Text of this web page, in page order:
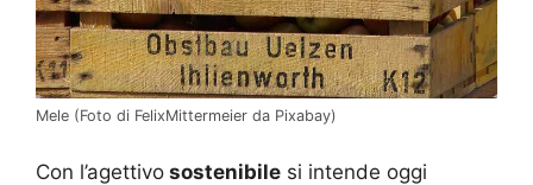
Mele (Foto di FelixMittermeier da Pixabay)
Con l’agettivo sostenibile si intende oggi